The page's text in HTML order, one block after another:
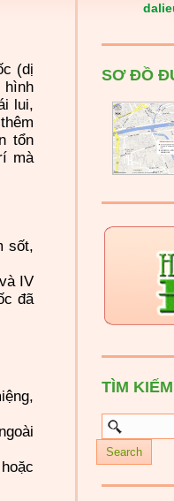
(dị
hình
lui,
tổn
mà
sốt,
IV
đã
SƠ ĐỒ
TÌM KIẾM